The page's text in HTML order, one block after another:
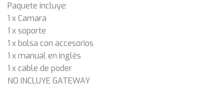
Paquete incluye:
1 x Camara
1 x soporte
1 x bolsa con accesorios
1 x manual en inglés
1 x cable de poder
NO INCLUYE GATEWAY